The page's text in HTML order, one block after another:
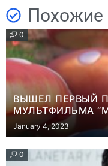
Похожие
0
ВЫШЕЛ ПЕРВЫЙ
МУЛЬТФИЛЬМА
January 4, 2023
0